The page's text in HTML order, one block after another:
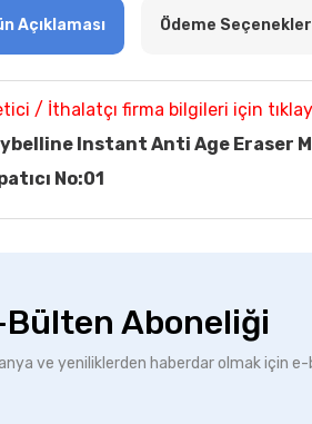
Açıklaması Ödeme
/ İthalatçı firma bilgileri için
Instant Anti Age Eraser
No:01
Bülten Aboneliği
ve yeniliklerden haberdar olmak için